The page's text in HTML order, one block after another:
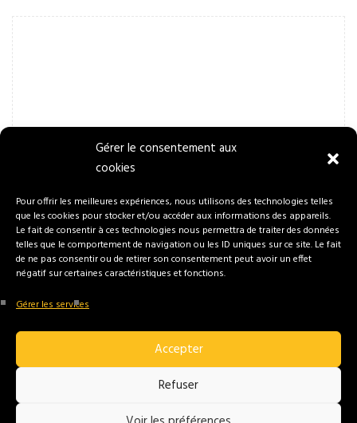
Gérer le consentement aux
cookies
Pour offrir les meilleures expériences, nous utilisons des technologies telles
que les cookies pour stocker et/ou accéder aux informations des appareils.
Le fait de consentir à ces technologies nous permettra de traiter des données
telles que le comportement de navigation ou les ID uniques sur ce site. Le fait
de ne pas consentir ou de retirer son consentement peut avoir un effet
négatif sur certaines caractéristiques et fonctions.
Gérer les services
Accepter
Refuser